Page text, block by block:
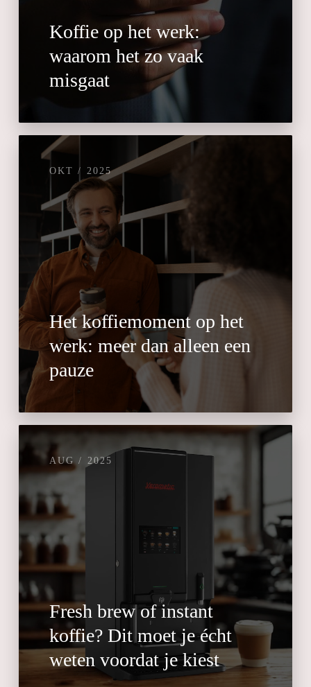
Koffie op het werk:
waarom het zo vaak
misgaat
OKT / 2025
Het koffiemoment op het
werk: meer dan alleen een
pauze
AUG / 2025
Fresh brew of instant
koffie? Dit moet je écht
weten voordat je kiest